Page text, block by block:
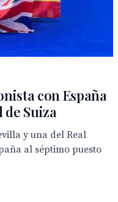
con España
de Suiza
y una del Real
al séptimo puesto